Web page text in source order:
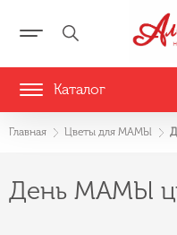
Каталог
Главная Цветы для МАМЫ
День МАМЫ